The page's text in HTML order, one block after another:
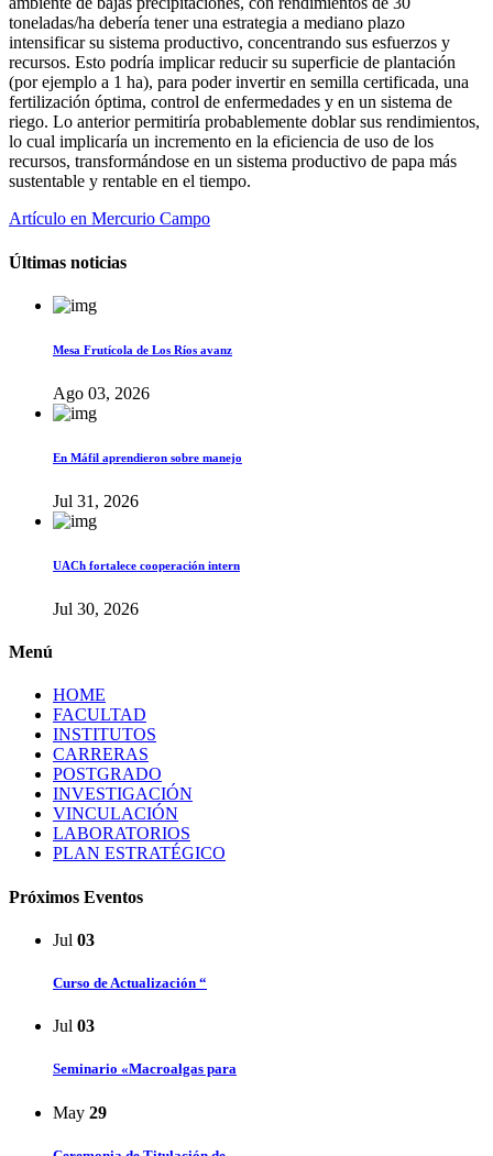
toneladas/ha debería tener una estrategia a mediano plazo
intensificar su sistema productivo, concentrando sus esfuerzos y
recursos. Esto podría implicar reducir su superficie de plantación
(por ejemplo a 1 ha), para poder invertir en semilla certificada, una
fertilización óptima, control de enfermedades y en un sistema de
riego. Lo anterior permitiría probablemente doblar sus rendimientos,
lo cual implicaría un incremento en la eficiencia de uso de los
recursos, transformándose en un sistema productivo de papa más
sustentable y rentable en el tiempo.
Artículo en Mercurio Campo
Últimas noticias
Mesa Frutícola de Los Ríos avanz
Ago 03, 2026
En Máfil aprendieron sobre manejo
Jul 31, 2026
UACh fortalece cooperación intern
Jul 30, 2026
Menú
HOME
FACULTAD
INSTITUTOS
CARRERAS
POSTGRADO
INVESTIGACIÓN
VINCULACIÓN
LABORATORIOS
PLAN ESTRATÉGICO
Próximos Eventos
Jul 03
Curso de Actualización “
Jul 03
Seminario «Macroalgas para
May 29